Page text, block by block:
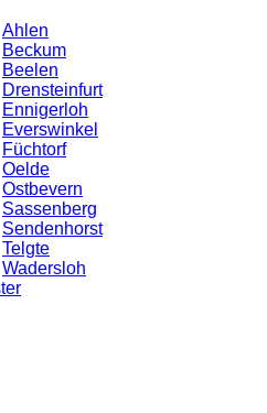
Ahlen
Beckum
Beelen
Drensteinfurt
Ennigerloh
Everswinkel
Füchtorf
Oelde
Ostbevern
Sassenberg
Sendenhorst
Telgte
Wadersloh